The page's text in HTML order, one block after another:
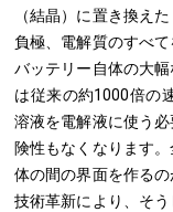
（結晶）に置き換え
負極、電解質のすべ
バッテリー自体の大
は従来の約1000倍の
溶液を電解液に使う
険性もなくなります
体の間の界面を作る
技術革新により、そ